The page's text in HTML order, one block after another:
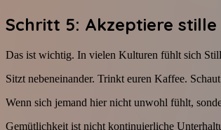
Schritt 5: Akzeptiere
Das ist wichtig. In vielen Kulturen fühlt sich
Sitzt nebeneinander. Trinkt euren Kaffee.
Wenn sich jemand hier nicht unwohl fühlt,
Gemütlichkeit ist nicht kontinuierliche